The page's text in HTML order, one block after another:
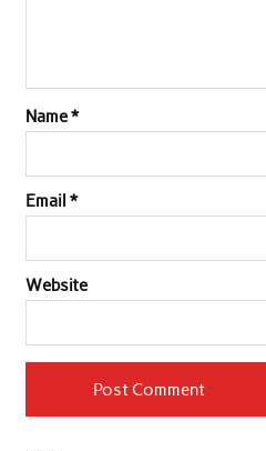
Name*
Email *
Website